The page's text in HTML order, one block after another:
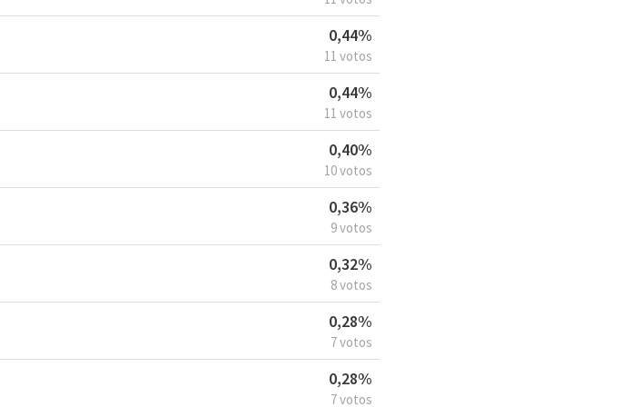
0,44%
11 votos
0,44%
11 votos
0,40%
10 votos
0,36%
9 votos
0,32%
8 votos
0,28%
7 votos
0,28%
7 votos